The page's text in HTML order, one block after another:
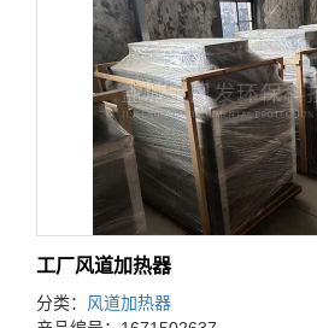
工厂风道加热器
分类： 风道加热器